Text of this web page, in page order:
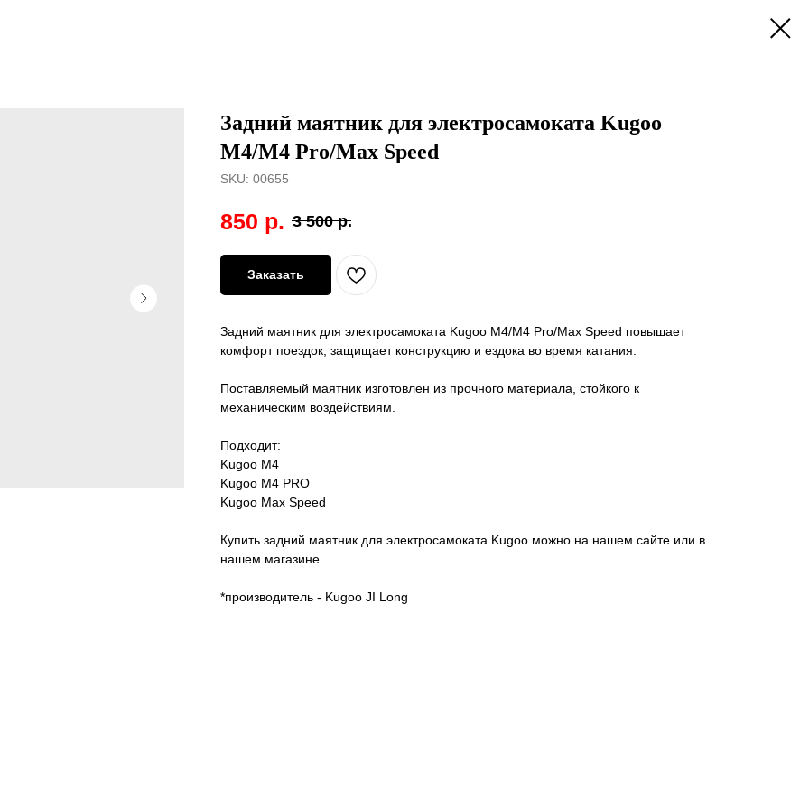
Задний маятник для электросамоката Kugoo
M4/M4 Pro/Max Speed
SKU: 00655
850 р. 3 500 р.
Заказать
Задний маятник для электросамоката Kugoo M4/M4 Pro/Max Speed повышает
комфорт поездок, защищает конструкцию и ездока во время катания.
Поставляемый маятник изготовлен из прочного материала, стойкого к
механическим воздействиям.
Подходит:
Kugoo M4
Kugoo M4 PRO
Kugoo Max Speed
Купить задний маятник для электросамоката Kugoo можно на нашем сайте или в
нашем магазине.
*производитель - Kugoo JI Long